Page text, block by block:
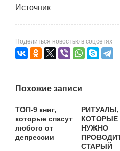
Источник
Поделиться новостью в соцсетях
Похожие записи
ТОП-9 книг,
которые спасут
любого от
депрессии
РИТУАЛЫ,
КОТОРЫЕ
НУЖНО
СТАРЫЙ